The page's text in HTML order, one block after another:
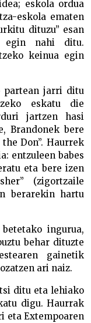
eskola ordua
eskola ematen
dituzu” esan
egin nahi ditu.
keinua egin
partean jarri ditu
eskatu die
jartzen hasi
Brandonek bere
Don”. Haurrek
entzuleen babes
eta bere izen
(zigortzaile
berarekin hartu
ingurua,
behar dituzte
gainetik
ari naiz.
ditu eta lehiako
digu. Haurrak
eta Extempoaren